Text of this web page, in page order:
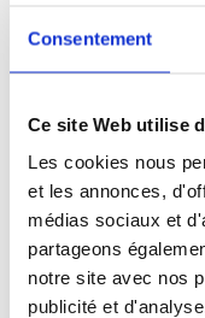
Consentement
Ce site Web utilise
Les cookies nous
et les annonces,
médias sociaux et
partageons
notre site avec nos
publicité et
Qualifications et
Profil recherché :